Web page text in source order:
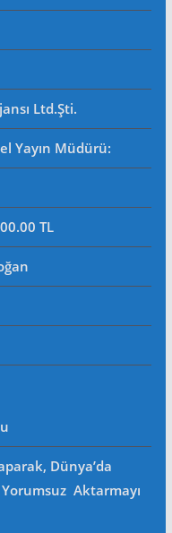
Ltd.Şti.
Yayın Müdürü:
TL
Dünya’da
Aktarmayı